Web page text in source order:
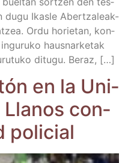
dugu Ikas­le Abe­r­tza­­leak-
Ordu horie­tan, kon­
haus­nar­ke­tak
ditu­gu. Beraz, […]
en la Uni­
Lla­nos con­
policial